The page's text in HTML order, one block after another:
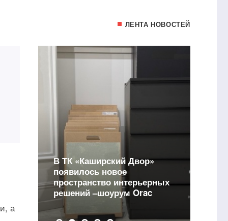
ЛЕНТА НОВОСТЕЙ
а
В ТК «Каширский Двор»
появилось новое
пространство интерьерных
решений –шоурум Orac